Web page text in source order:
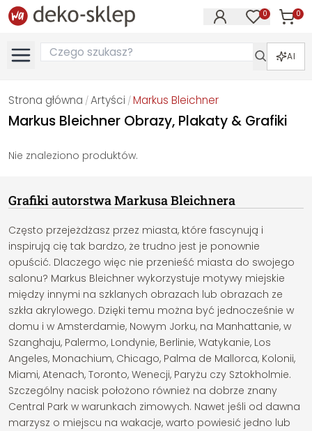
0 0
AI
Strona główna /Artyści /Markus Bleichner
Markus Bleichner Obrazy, Plakaty & Grafiki
Nie znaleziono produktów.
Grafiki autorstwa Markusa Bleichnera
Często przejeżdżasz przez miasta, które fascynują i
inspirują cię tak bardzo, że trudno jest je ponownie
opuścić. Dlaczego więc nie przenieść miasta do swojego
salonu? Markus Bleichner wykorzystuje motywy miejskie
między innymi na szklanych obrazach lub obrazach ze
szkła akrylowego. Dzięki temu można być jednocześnie w
domu i w Amsterdamie, Nowym Jorku, na Manhattanie, w
Szanghaju, Palermo, Londynie, Berlinie, Watykanie, Los
Angeles, Monachium, Chicago, Palma de Mallorca, Kolonii,
Miami, Atenach, Toronto, Wenecji, Paryżu czy Sztokholmie.
Szczególny nacisk położono również na dobrze znany
Central Park w warunkach zimowych. Nawet jeśli od dawna
marzysz o miejscu na wakacje, warto powiesić jedno lub